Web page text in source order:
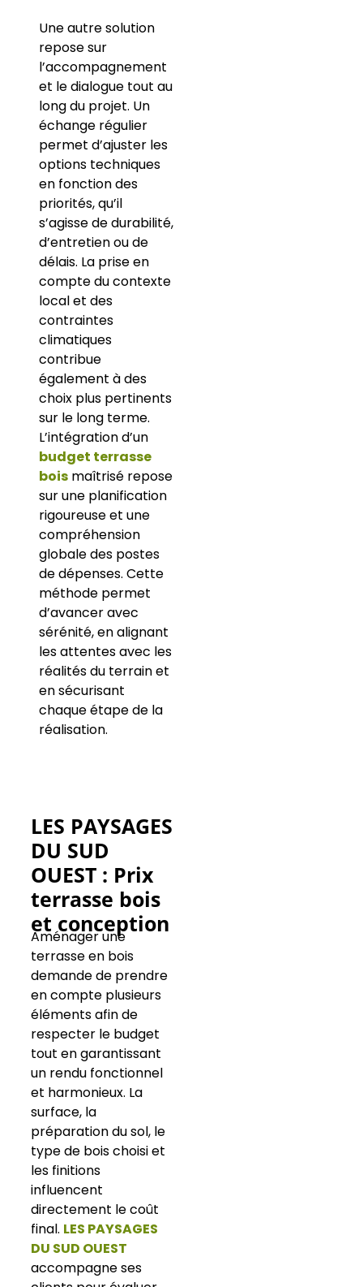
Une autre solution
repose sur
l’accompagnement
et le dialogue tout au
long du projet. Un
échange régulier
permet d’ajuster les
options techniques
en fonction des
priorités, qu’il
s’agisse de durabilité,
d’entretien ou de
délais. La prise en
compte du contexte
local et des
contraintes
climatiques
contribue
également à des
choix plus pertinents
sur le long terme.
L’intégration d’un
budget terrasse
boismaîtrisé repose
sur une planification
rigoureuse et une
compréhension
globale des postes
de dépenses. Cette
méthode permet
d’avancer avec
sérénité, en alignant
les attentes avec les
réalités du terrain et
en sécurisant
chaque étape de la
réalisation.
LES PAYSAGES
DU SUD
OUEST : Prix
terrasse bois
et conception
Aménager une
terrasse en bois
demande de prendre
en compte plusieurs
éléments afin de
respecter le budget
tout en garantissant
un rendu fonctionnel
et harmonieux. La
surface, la
préparation du sol, le
type de bois choisi et
les finitions
influencent
directement le coût
final. LES PAYSAGES
DU SUD OUEST
accompagne ses